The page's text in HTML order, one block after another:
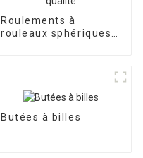
Roulements à
rouleaux sphériques
Butées à billes